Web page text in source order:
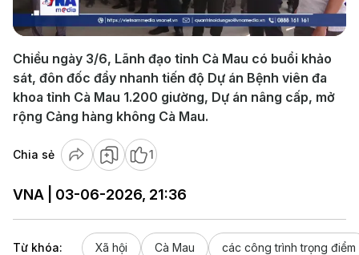
Video
Chiều ngày 3/6, Lãnh đạo tỉnh Cà Mau có buổi khảo
sát, đôn đốc đẩy nhanh tiến độ Dự án Bệnh viên đa
khoa tỉnh Cà Mau 1.200 giường, Dự án nâng cấp, mở
rộng Cảng hàng không Cà Mau.
Chia sẻ 1
VNA | 03-06-2026, 21:36
Từ khóa: Xã hội Cà Mau các công trình trọng điểm